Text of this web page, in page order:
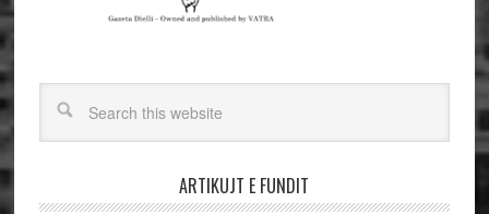
ARTIKUJT E FUNDIT